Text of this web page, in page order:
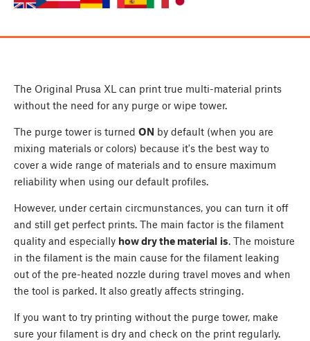
The Original Prusa XL can print true multi-material prints
without the need for any purge or wipe tower.
The purge tower is turned ON by default (when you are
mixing materials or colors) because it's the best way to
cover a wide range of materials and to ensure maximum
reliability when using our default profiles.
However, under certain circmunstances, you can turn it off
and still get perfect prints. The main factor is the filament
quality and especially how dry the material is. The moisture
in the filament is the main cause for the filament leaking
out of the pre-heated nozzle during travel moves and when
the tool is parked. It also greatly affects stringing.
If you want to try printing without the purge tower, make
sure your filament is dry and check on the print regularly.